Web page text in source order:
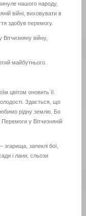
нашого народу,
війні, виховувати в
здобув перемогу.
війну,
майбутнього.
цвітом оновить її.
Здається, що
рідну землю. Бо
у Вітчизняній
запеклі бої,
і лани, сльози